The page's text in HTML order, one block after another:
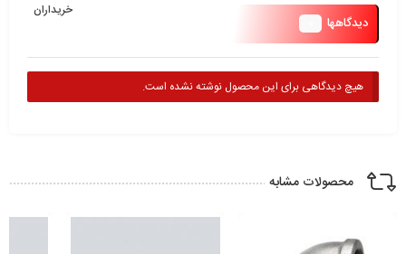
دیدگاهها
خریداران
هیچ دیدگاهی برای این محصول نوشته نشده است.
محصولات مشابه